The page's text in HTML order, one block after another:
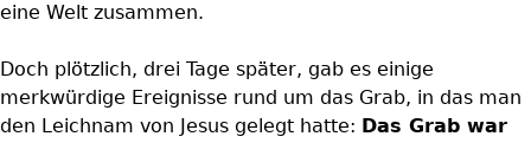
eine Welt zusammen.
Doch plötzlich, drei Tage später, gab es einige
merkwürdige Ereignisse rund um das Grab, in das man
den Leichnam von Jesus gelegt hatte: Das Grab war